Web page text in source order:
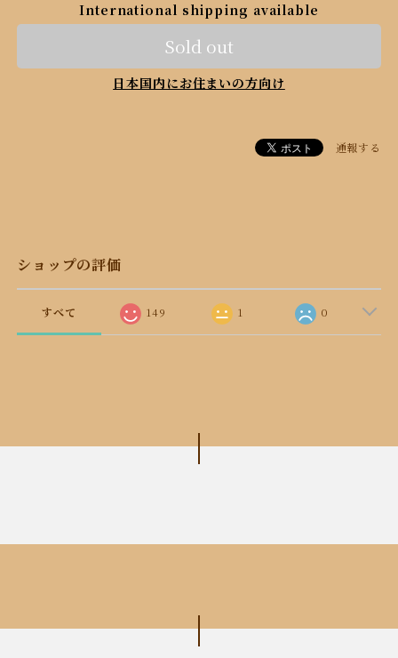
International shipping available
Sold out
日本国内にお住まいの方向け
通報する
ショップの評価
すべて 149 1 0